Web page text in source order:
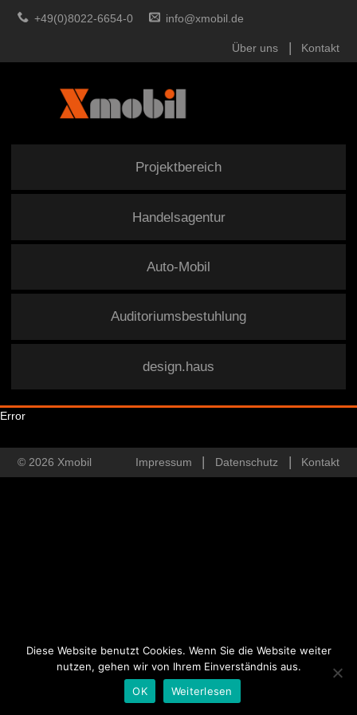
+49(0)8022-6654-0 info@xmobil.de
Über uns Kontakt
Projektbereich
Handelsagentur
Auto-Mobil
Auditoriumsbestuhlung
design.haus
Error
© 2026 Xmobil Impressum Datenschutz Kontakt
Diese Website benutzt Cookies. Wenn Sie die Website weiter
nutzen, gehen wir von Ihrem Einverständnis aus.
OK
Weiterlesen